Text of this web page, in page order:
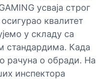
усваја строг
квалитет
у складу са
стандардима. Када
рачуна о обради. На
инспектора